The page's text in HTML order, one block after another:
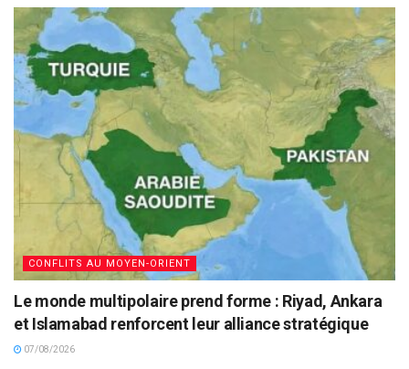
CONFLITS AU MOYEN-ORIENT
Le monde multipolaire prend forme : Riyad, Ankara
et Islamabad renforcent leur alliance stratégique
07/08/2026